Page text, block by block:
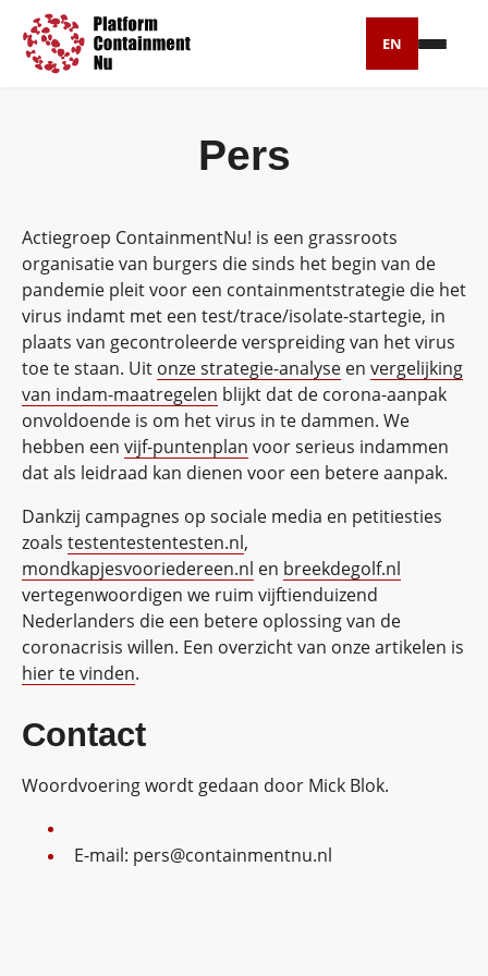
Pers
Over ons
EN
Pers
Actiegroep ContainmentNu! is een grassroots
organisatie van burgers die sinds het begin van de
pandemie pleit voor een containmentstrategie die het
virus indamt met een test/trace/isolate-startegie, in
plaats van gecontroleerde verspreiding van het virus
toe te staan. Uit onze strategie-analyse en vergelijking
van indam-maatregelen blijkt dat de corona-aanpak
onvoldoende is om het virus in te dammen. We
hebben een vijf-puntenplan voor serieus indammen
dat als leidraad kan dienen voor een betere aanpak.
Dankzij campagnes op sociale media en petitiesties
zoals testentestentesten.nl,
mondkapjesvooriedereen.nl en breekdegolf.nl
vertegenwoordigen we ruim vijftienduizend
Nederlanders die een betere oplossing van de
coronacrisis willen. Een overzicht van onze artikelen is
hier te vinden.
Contact
Woordvoering wordt gedaan door Mick Blok.
E-mail: pers@containmentnu.nl